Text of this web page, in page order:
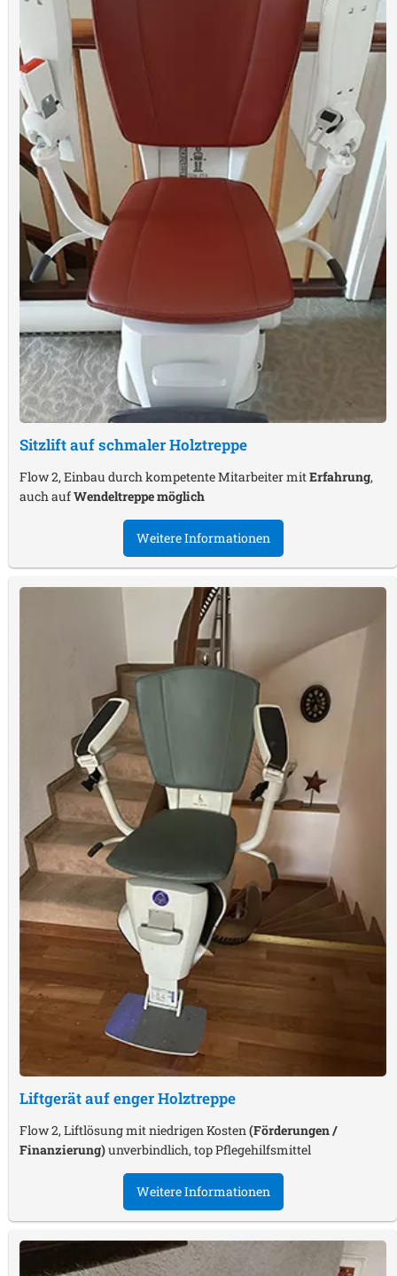
Sitzlift auf schmaler Holztreppe
Flow 2, Einbau durch kompetente Mitarbeiter mitErfahrung,
auch aufWendeltreppe möglich
Weitere Informationen
Liftgerät auf enger Holztreppe
Flow 2, Liftlösung mit niedrigen Kosten (Förderungen /
Finanzierung)unverbindlich, top Pflegehilfsmittel
Weitere Informationen